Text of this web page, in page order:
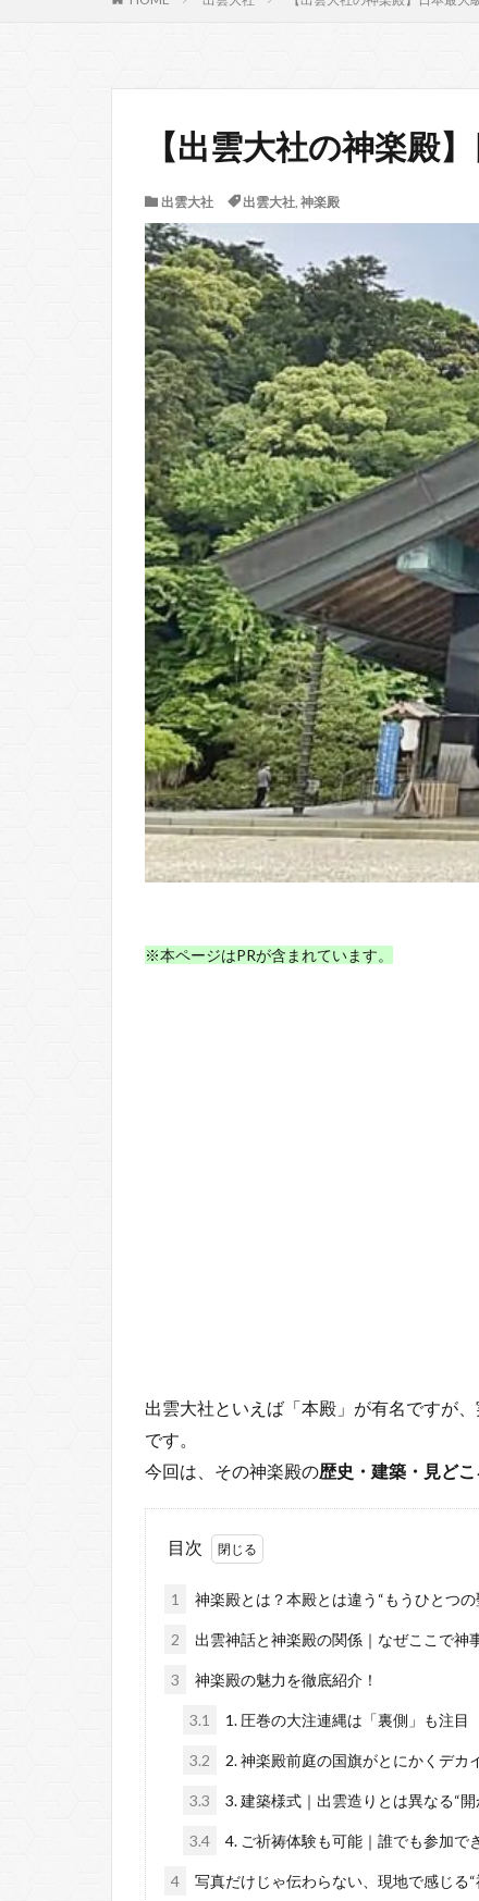
【出雲大社の神楽殿
出雲大社 出雲大社, 神楽殿
※本ページはPRが含まれています。
出雲大社といえば「本殿」が有名ですが
です。
今回は、その神楽殿の歴史・建築・見ど
目次
1 神楽殿とは？本殿とは違う“もうひとつの
2 出雲神話と神楽殿の関係｜なぜここで神
3 神楽殿の魅力を徹底紹介！
3.1 1. 圧巻の大注連縄は「裏側」も注目
3.2 2. 神楽殿前庭の国旗がとにかくデカ
3.3 3. 建築様式｜出雲造りとは異なる“開
3.4 4. ご祈祷体験も可能｜誰でも参加で
4 写真だけじゃ伝わらない、現地で感じる“